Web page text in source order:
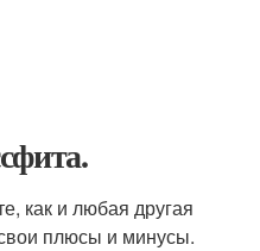
как и любая другая
плюсы и минусы.